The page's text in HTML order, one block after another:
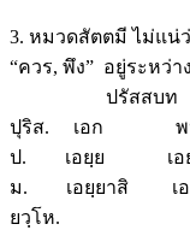
3. หมวดสัตตมี ไม่แน่
“ควร, พึง” อยู่ระหว่
ปรัสส
ปุริส. เ
ป. เอยฺย
ม. เอยฺยาสิ
ยวฺโห.